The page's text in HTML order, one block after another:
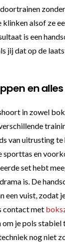
klinken alsof ze
is een
jij dat op de
en
in zowel
van uitrusting te
sporttas en
set hebt
is. De
een vuist, zodat
contact met
je pols stabiel
nog niet